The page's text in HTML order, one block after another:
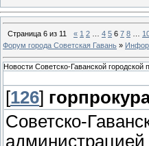
Страница 6 из 11 « 1 2 4 5 6 7 8
Форум города Советская Гавань »
Новости Советско-Гаванской городской
[126]
Советско-
администрацией